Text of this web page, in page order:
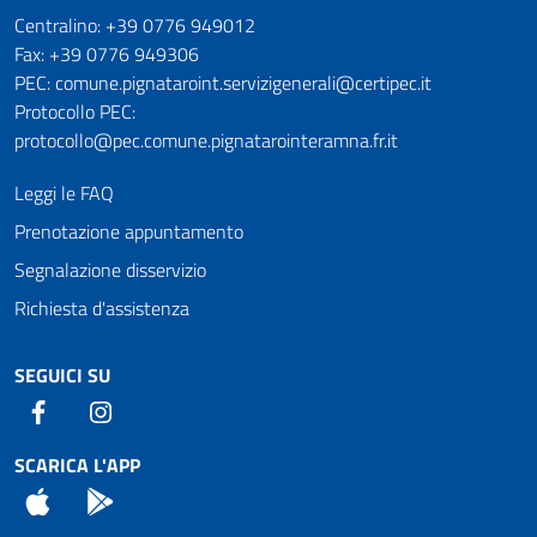
Numeri utili
Centralino: +39 0776 949012
Fax: +39 0776 949306
PEC: comune.pignataroint.servizigenerali@certipec.it
Protocollo PEC:
protocollo@pec.comune.pignatarointeramna.fr.it
Leggi le FAQ
Prenotazione appuntamento
Segnalazione disservizio
Richiesta d'assistenza
SEGUICI SU
Facebook
SCARICA L'APP
App Store